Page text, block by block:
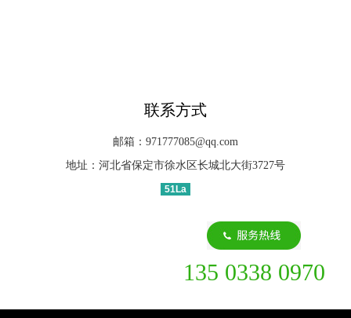
联系方式
邮箱：971777085@qq.com
地址：河北省保定市徐水区长城北大街3727号
51La
135 0338 0970